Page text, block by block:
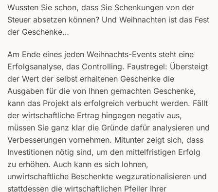
Wussten Sie schon, dass Sie Schenkungen von der
Steuer absetzen können? Und Weihnachten ist das Fest
der Geschenke…
Am Ende eines jeden Weihnachts-Events steht eine
Erfolgsanalyse, das Controlling. Faustregel: Übersteigt
der Wert der selbst erhaltenen Geschenke die
Ausgaben für die von Ihnen gemachten Geschenke,
kann das Projekt als erfolgreich verbucht werden. Fällt
der wirtschaftliche Ertrag hingegen negativ aus,
müssen Sie ganz klar die Gründe dafür analysieren und
Verbesserungen vornehmen. Mitunter zeigt sich, dass
Investitionen nötig sind, um den mittelfristigen Erfolg
zu erhöhen. Auch kann es sich lohnen,
unwirtschaftliche Beschenkte wegzurationalisieren und
stattdessen die wirtschaftlichen Pfeiler Ihrer